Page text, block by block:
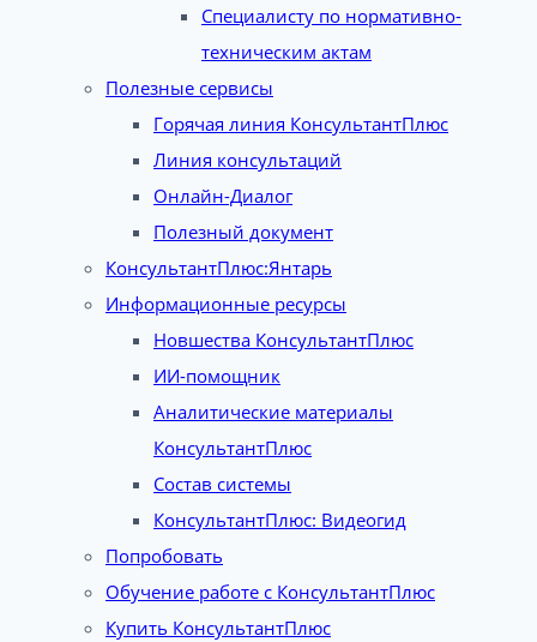
Специалисту по нормативно-
техническим актам
Полезные сервисы
Горячая линия КонсультантПлюс
Линия консультаций
Онлайн-Диалог
Полезный документ
КонсультантПлюс:Янтарь
Информационные ресурсы
Новшества КонсультантПлюс
ИИ-помощник
Аналитические материалы
КонсультантПлюс
Состав системы
КонсультантПлюс: Видеогид
Попробовать
Обучение работе с КонсультантПлюс
Купить КонсультантПлюс